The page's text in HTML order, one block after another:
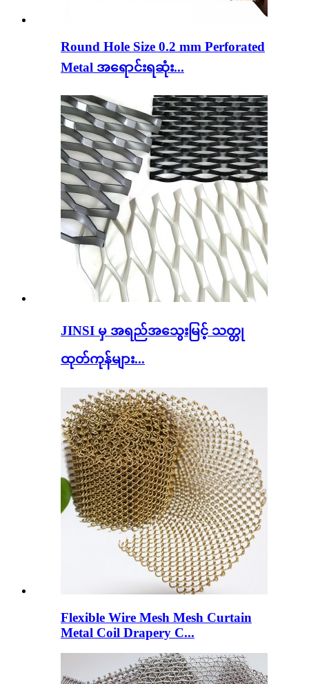
Round Hole Size 0.2 mm Perforated
Metal အရောင်းရဆုံး...
JINSI မှ အရည်အသွေးမြင့် သတ္တု
ထုတ်ကုန်များ...
Flexible Wire Mesh Mesh Curtain
Metal Coil Drapery C...